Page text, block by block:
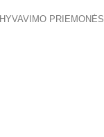
PRIEMONĖS